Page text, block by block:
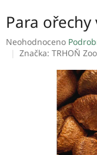
Para
Průměrné
hodnocení
Neohodnoceno
Značka: TRHOŇ